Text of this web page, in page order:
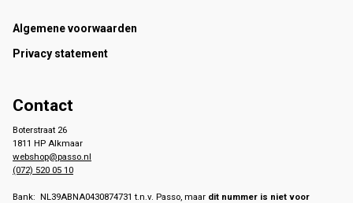
Footer
Algemene voorwaarden
Privacy statement
Contact
Boterstraat 26
1811 HP Alkmaar
webshop@passo.nl
(072) 520 05 10
Bank: NL39ABNA0430874731 t.n.v. Passo, maar dit nummer is niet voor